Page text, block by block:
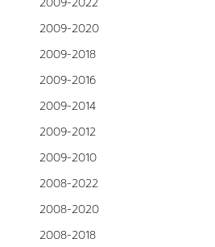
2009-2020
2009-2018
2009-2016
2009-2014
2009-2012
2009-2010
2008-2022
2008-2020
2008-2018